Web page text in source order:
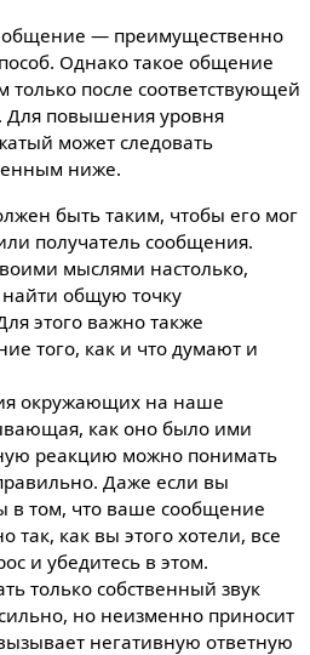
общение — преимущественно
Однако такое общение
только после соответствующей
Для повышения уровня
может следовать
ниже.
быть таким, чтобы его мог
получатель сообщения.
мыслями настолько,
общую точку
этого важно также
того, как и что думают и
окружающих на наше
как оно было ими
реакцию можно понимать
Даже если вы
в том, что ваше сообщение
так, как вы этого хотели, все
и убедитесь в этом.
только собственный звук
но неизменно приносит
негативную ответную